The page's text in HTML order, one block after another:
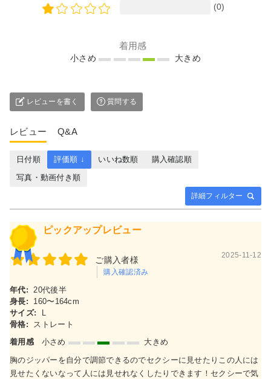
(0)
着用感
小さめ 大きめ
レビューを書く 質問する
レビュー Q&A
詳細フィルター
日付順 評価順 ↓ いいね数順
購入確認順
写真・動画付き順
ピックアップレビュー
ご購入者様
購入確認済み
2025-11-12
年代: 20代後半
身長:
160〜164cm
サイズ:
L
骨格:
ストレート
着用感
小さめ
大きめ
胸のジッパーを自分で調節できるのでセクシーに見せたりこの人には
見せたくないなって人には見せれなくしたりできます！セクシーで気